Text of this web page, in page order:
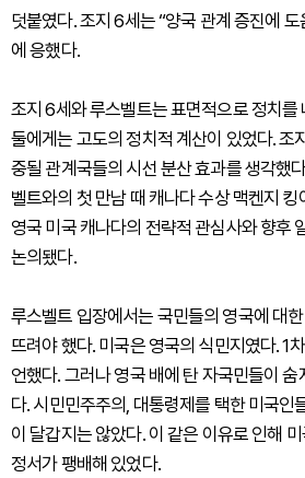
덧붙였다. 조지 6세는 “양국 관계 증진에
에 응했다.
조지 6세와 루스벨트는 표면적으로 정치를
둘에게는 고도의 정치적 계산이 있었다. 조
중될 관계국들의 시선 분산 효과를 생각했
벨트와의 첫 만남 때 캐나다 수상 맥켄지 킹
영국 미국 캐나다의 전략적 관심사와 향후
논의됐다.
루스벨트 입장에서는 국민들의 영국에 대
뜨려야 했다. 미국은 영국의 식민지였다. 1
언했다. 그러나 영국 배에 탄 자국민들이
다. 시민민주주의, 대통령제를 택한 미국인
이 달갑지는 않았다. 이 같은 이유로 인해
정서가 팽배해 있었다.